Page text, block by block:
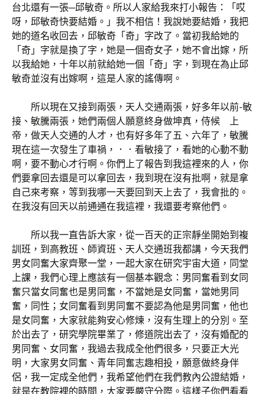
台北還有一張─邱敏奇。所以人家給我來打小報告：「哎
呀，邱敏奇快要結婚。」我不相信！我說她要結婚，我把
她的道名收回去，邱敏奇「奇」字改了。當初我給她的
「奇」字就是換了字，她是一個奇女子，她不會出嫁，所
以我給她，十年以前就給她一個「奇」字，到現在為止邱
敏奇並沒有出嫁啊，這是人家的謠傳啊。
所以現在又接到兩張，天人交通兩張，好多年以前-敏
接、敏騰兩張，她們兩個人願意終身做坤真，侍候 上
帝，做天人交通的人才，也有好多年了五、六年了，敏騰
現在這一次發生了車禍，．．看敏接了，看她的心動不動
啊，要不動心才行啊。你們上了報告到我這裡來的人，你
們要拿回去還是可以拿回去，我到現在沒有批啊，就是拿
自己來考察，等到我哪一天要回到天上去了，我會批的。
在我沒有回天以前通通在我這裡，我還要考察他們。
所以我一直告訴大家，從一百天的正宗靜坐開始到複
訓班，到高教班、師資班、天人交通班我都講，今天我們
男女同奮大家齊聚一堂，一起大家在研究宇宙大道，同堂
上課，我們心理上應該有一個基本觀念：男同奮看到女同
奮只當女同奮也是男同奮，不當她是女同奮，當她男同
奮，同性；女同奮看到男同奮不要認為他是男同奮，他也
是女同奮，大家就能夠安心修煉，沒有生理上的分別。至
於出去了，研究學院畢業了，修道院出去了，沒有婚配的
男同奮、女同奮，我過去我成全他們很多，只要正大光
明，大家男女同奮、青年同奮志趣相投，願意做終身伴
侶，我一定成全他們，我希望他們在我們教內公證結婚，
就是在教院裡的時間，大家要嚴守分際。這樣子你們看看